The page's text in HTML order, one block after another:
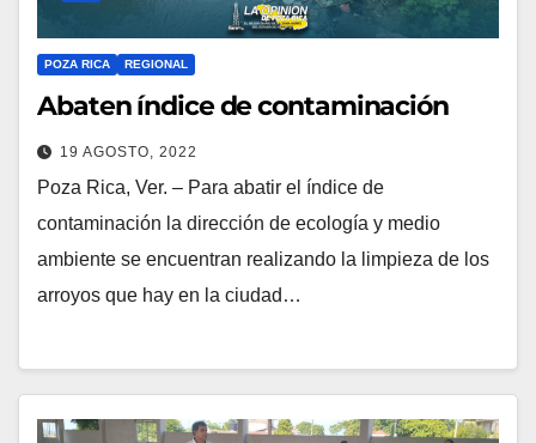
POZA RICA REGIONAL
Abaten índice de contaminación
19 AGOSTO, 2022
Poza Rica, Ver. – Para abatir el índice de
contaminación la dirección de ecología y medio
ambiente se encuentran realizando la limpieza de los
arroyos que hay en la ciudad…